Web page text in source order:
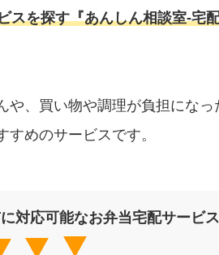
スを探す『あんしん相談室‐宅
、買い物や調理が負担になっ
めのサービスです。
対応可能なお弁当宅配サービ